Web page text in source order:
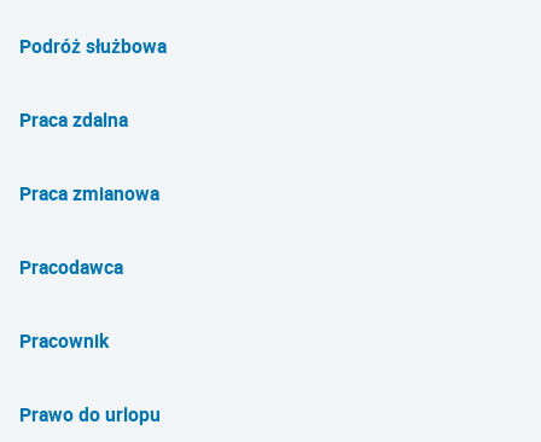
Podróż służbowa
Praca zdalna
Praca zmianowa
Pracodawca
Pracownik
Prawo do urlopu